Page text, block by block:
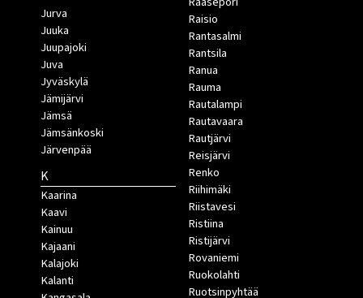
Jurva
Juuka
Juupajoki
Juva
Jyväskylä
Jämijärvi
Jämsä
Jämsänkoski
Järvenpää
K
Kaarina
Kaavi
Kainuu
Kajaani
Kalajoki
Kalanti
Raisio
Rantasalmi
Rantsila
Ranua
Rauma
Rautalampi
Rautavaara
Rautjärvi
Reisjärvi
Renko
Riihimäki
Riistavesi
Ristiina
Ristijärvi
Rovaniemi
Ruokolahti
Ruotsinpyhtää